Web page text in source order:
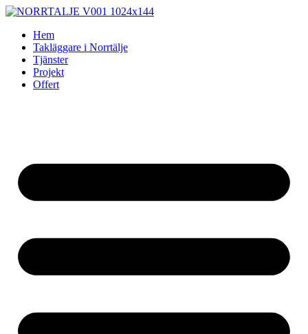
Skip
contentHem
Takläggare i Norrtälje
Tjänster
Projekt
Offert